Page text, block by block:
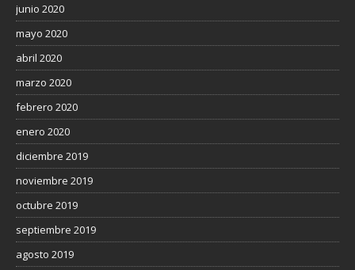
junio 2020
mayo 2020
abril 2020
marzo 2020
febrero 2020
enero 2020
diciembre 2019
noviembre 2019
octubre 2019
septiembre 2019
agosto 2019